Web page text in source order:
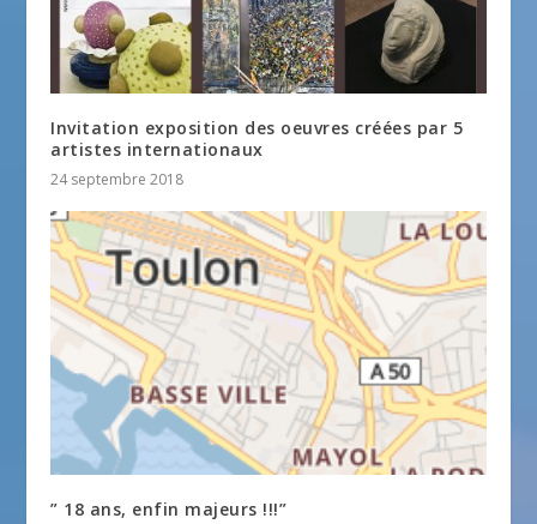
Invitation exposition des oeuvres créées par 5
artistes internationaux
24 septembre 2018
” 18 ans, enfin majeurs !!!”